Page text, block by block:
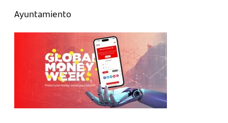
Ayuntamiento